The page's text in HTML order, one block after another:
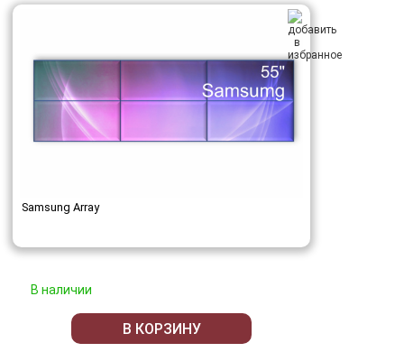
Samsung Array
В наличии
В КОРЗИНУ